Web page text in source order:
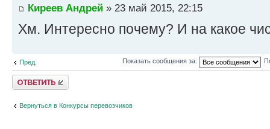
Киреев Андрей » 23 май 2015, 22:15
Хм. Интересно почему? И на какое
Пред. Показать сообщения за:
Ответить
Вернуться в Конкурсы перевозчиков